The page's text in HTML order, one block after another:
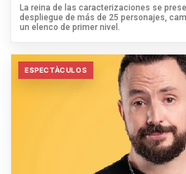
La reina de las caracterizaciones se
despliegue de más de 25 personajes,
un elenco de primer nivel.
ESPECTÀCULOS